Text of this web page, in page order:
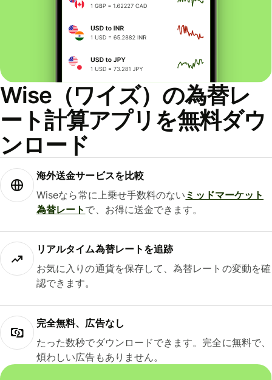
Wise（ワイズ）の為替レ
ート計算アプリを無料ダウ
ンロード
海外送金サービスを比較
Wiseなら常に上乗せ手数料のない ミッドマーケット
為替レート で、お得に送金できます。
リアルタイム為替レートを追跡
お気に入りの通貨を保存して、為替レートの変動を確
認できます。
完全無料、広告なし
たった数秒でダウンロードできます。完全に無料で、
煩わしい広告もありません。